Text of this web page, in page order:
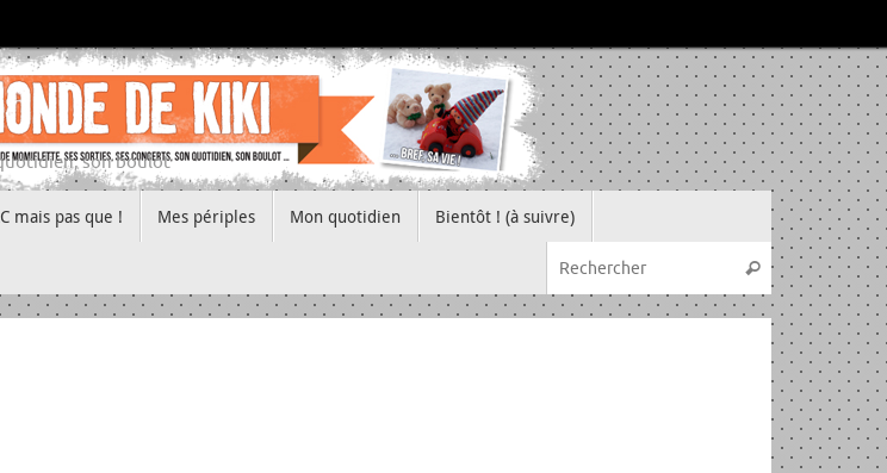
son boulot
mais pas que ! Mes périples Mon quotidien Bientôt ! (à suivre)
Recherche
Rechercher